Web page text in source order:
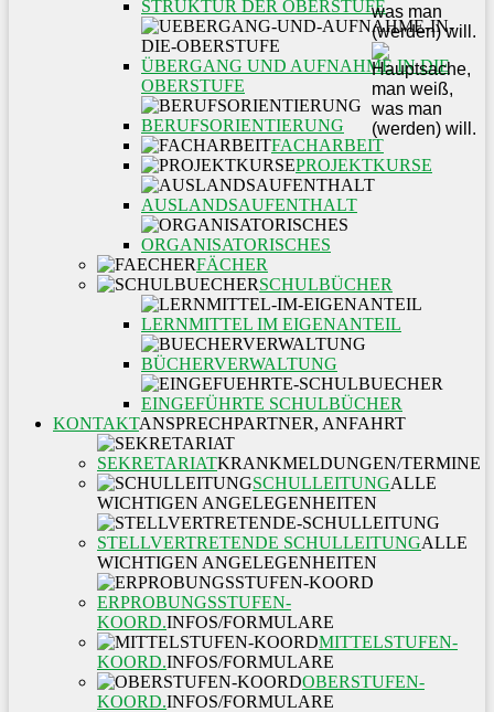
STRUKTUR DER OBERSTUFE
ÜBERGANG UND AUFNAHME IN DIE
OBERSTUFE
BERUFSORIENTIERUNG
FACHARBEIT
PROJEKTKURSE
AUSLANDSAUFENTHALT
ORGANISATORISCHES
FÄCHER
SCHULBÜCHER
LERNMITTEL IM EIGENANTEIL
BÜCHERVERWALTUNG
EINGEFÜHRTE SCHULBÜCHER
KONTAKTANSPRECHPARTNER, ANFAHRT
SEKRETARIATKRANKMELDUNGEN/TERMINE
SCHULLEITUNGALLE
WICHTIGEN ANGELEGENHEITEN
STELLVERTRETENDE SCHULLEITUNGALLE
WICHTIGEN ANGELEGENHEITEN
ERPROBUNGSSTUFEN-
KOORD.INFOS/FORMULARE
MITTELSTUFEN-
KOORD.INFOS/FORMULARE
OBERSTUFEN-
KOORD.INFOS/FORMULARE